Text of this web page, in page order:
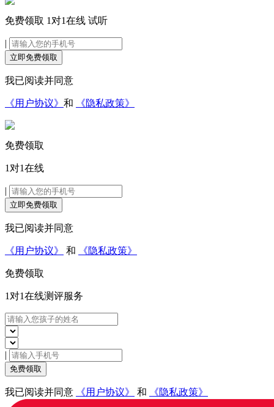
免费领取 1对1在线 试听
|
立即免费领取
我已阅读并同意
《用户协议》 和 《隐私政策》
免费领取
1对1在线
|
立即免费领取
我已阅读并同意
《用户协议》 和 《隐私政策》
免费领取
1对1在线测评服务
|
免费领取
我已阅读并同意 《用户协议》 和 《隐私政策》